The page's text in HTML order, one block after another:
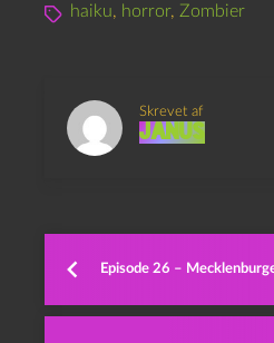
haiku, horror, Zombier
Skrevet af
Janus
Episode 26 –